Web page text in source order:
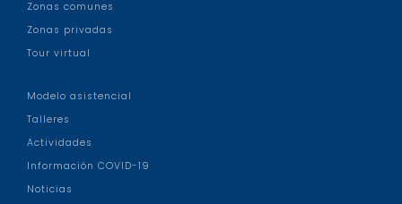
Zonas comunes
Zonas privadas
Tour virtual
Modelo asistencial
Talleres
Actividades
Información COVID-19
Noticias